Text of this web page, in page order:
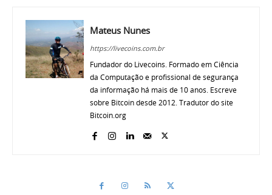
Mateus Nunes
https://livecoins.com.br
Fundador do Livecoins. Formado em Ciência
da Computação e profissional de segurança
da informação há mais de 10 anos. Escreve
sobre Bitcoin desde 2012. Tradutor do site
Bitcoin.org